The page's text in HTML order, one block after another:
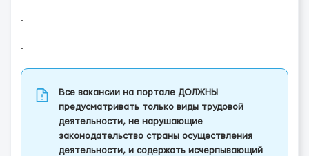
.
.
Все вакансии на портале ДОЛЖНЫ
предусматривать только виды трудовой
деятельности, не нарушающие
законодательство страны осуществления
деятельности, и содержать исчерпывающий